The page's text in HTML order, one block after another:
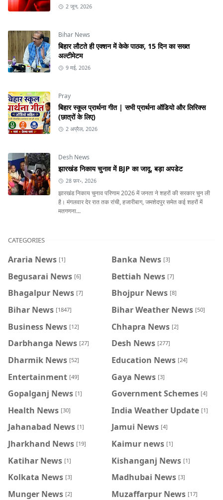
2 जून, 2026
Bihar News
बिहार लौटते ही एक्शन में केके पाठक, 15 दिन का सख्त
अल्टीमेटम
9 मई, 2026
Pray
बिहार स्कूल प्रार्थना गीत | सभी प्रार्थना ऑडियो और लिरिक्स
(छात्रों के लिए)
2 अप्रैल, 2026
Desh News
झारखंड निकाय चुनाव में BJP का जादू, बड़ा अपडेट
28 फ़र॰, 2026
झारखंड निकाय चुनाव परिणाम 2026 में जनता ने शहरों की सरकार चुन ली
है। मंगलवार देर रात तक रांची, हजारीबाग, जमशेदपुर समेत कई शहरों में
मतगणना...
CATEGORIES
Araria News [1] Banka News [3]
Begusarai News [6] Bettiah News [7]
Bhagalpur News [7] Bhojpur News [8]
Bihar News [1847] Bihar Weather News [50]
Business News [12] Chhapra News [2]
Darbhanga News [27] Desh News [277]
Dharmik News [52] Education News [24]
Entertainment [49] Gaya News [3]
Gopalganj News [1] Government Schemes [4]
Health News [30] India Weather Update [1]
Jahanabad News [1] Jamui News [4]
Jharkhand News [19] Kaimur news [1]
Katihar News [1] Kishanganj News [1]
Kolkata News [3] Madhubai News [3]
Munger News [2] Muzaffarpur News [17]